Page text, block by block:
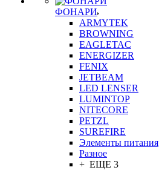
ФОНАРИ
ARMYTEK
BROWNING
EAGLETAC
ENERGIZER
FENIX
JETBEAM
LED LENSER
LUMINTOP
NITECORE
PETZL
SUREFIRE
Элементы питания
Разное
+ ЕЩЕ 3